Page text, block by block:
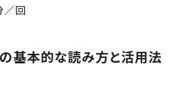
／回
基本的な読み方と活用法